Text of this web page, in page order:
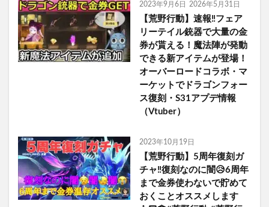
2023年9月6日 2026年5月31日
【荒野行動】速報‼フェア
リーテイル銃器で大量の金
券が貰える！魔法陣が発動
できる新アイテムが登場！
オーバーロードコラボ・マ
ーケットでドラゴンフォー
ス復刻・S31アプデ情報
（Vtuber）
2023年10月19日
【荒野行動】5周年復刻ガ
チャ‼️復刻なのに闇😥6周年
まで金券使わないで貯めて
おくことオススメします